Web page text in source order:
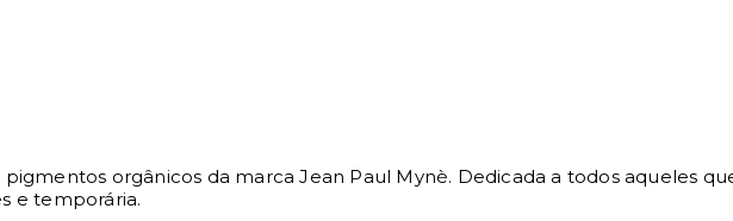
orgânicos da marca Jean Paul Mynè. Dedicada a todos aqueles
e temporária.